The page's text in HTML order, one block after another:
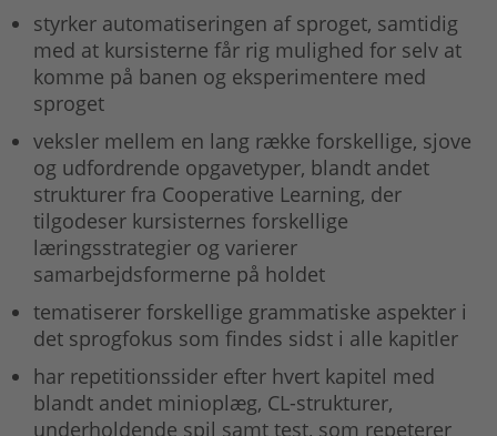
styrker automatiseringen af sproget, samtidig
med at kursisterne får rig mulighed for selv at
komme på banen og eksperimentere med
sproget
veksler mellem en lang række forskellige, sjove
og udfordrende opgavetyper, blandt andet
strukturer fra Cooperative Learning, der
tilgodeser kursisternes forskellige
læringsstrategier og varierer
samarbejdsformerne på holdet
tematiserer forskellige grammatiske aspekter i
det sprogfokus som findes sidst i alle kapitler
har repetitionssider efter hvert kapitel med
blandt andet minioplæg, CL-strukturer,
underholdende spil samt test, som repeterer